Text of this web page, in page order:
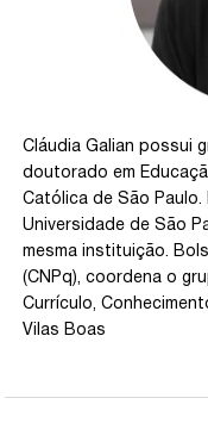
Cláudia Galian possui
doutorado em
Católica de São
Universidade de São
mesma instituição.
(CNPq), coordena o
Currículo,
Vilas Boas